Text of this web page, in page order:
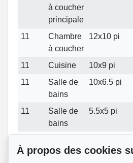
à coucher
principale
11
Chambre
à coucher
12x10 pi
11 Cuisine 10x9 pi
11
Salle de
bains
10x6.5 pi
11
Salle de
bains
5.5x5 pi
À propos des cookies